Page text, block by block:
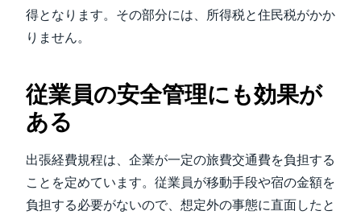
得となります。その部分には、所得税と住民税がかか
りません。
従業員の安全管理にも効果が
ある
出張経費規程は、企業が一定の旅費交通費を負担する
ことを定めています。従業員が移動手段や宿の金額を
負担する必要がないので、想定外の事態に直面したと